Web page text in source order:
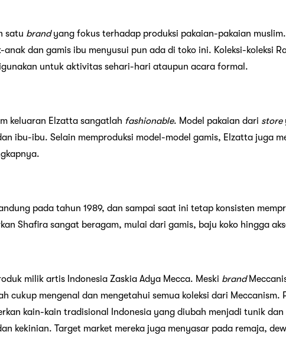
satu brandyang fokus terhadap produksi pakaian-pakaian
dan gamis ibu menyusui pun ada di toko ini. Koleksi-koleksi
untuk aktivitas sehari-hari ataupun acara formal.
keluaran Elzatta sangatlah fashionable. Model pakaian dari store
ibu-ibu. Selain memproduksi model-model gamis, Elzatta juga
pada tahun 1989, dan sampai saat ini tetap konsisten
Shafira sangat beragam, mulai dari gamis, baju koko hingga
milik artis Indonesia Zaskia Adya Mecca. Meski brand
cukup mengenal dan mengetahui semua koleksi dari Meccanism.
kain-kain tradisional Indonesia yang diubah menjadi tunik
kekinian. Target market mereka juga menyasar pada remaja,